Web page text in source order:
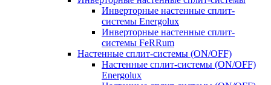
Инверторные настенные сплит-
системы Energolux
Инверторные настенные сплит-
системы FeRRum
Настенные сплит-системы (ON/OFF)
Настенные сплит-системы (ON/OFF)
Energolux